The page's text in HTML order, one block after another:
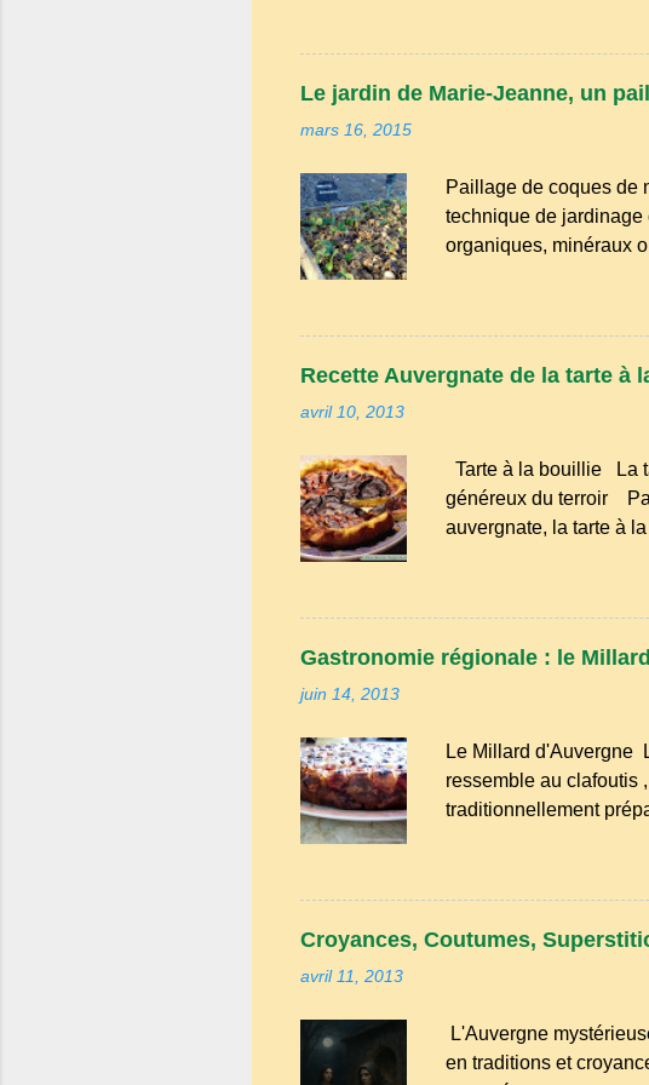
nord-occitan . Bien
il reste une langue
des mots typiques
désigner quelqu'un de
Le jardin de Marie-Jeanne, un
mars 16, 2015
Paillage de coques de
technique de
organiques, minéraux
l'évaporation de l'eau
herbes : Il empêche la
adventices. Protection
de la chaleur
pour enfin m'occuper
sont à l...
Recette Auvergnate de la tarte à
avril 10, 2013
Tarte à la bouillie La
généreux du terroir
auvergnate, la tarte à
grandes tablées
pleines de tendresse.
Haute‑Loire, cette
ingrédients les plus
ferme, les œufs du
Gastronomie régionale : le
juin 14, 2013
Le Millard d'Auvergne
ressemble au clafoutis
traditionnellement
Millard aux cerises.
recommande . Il faut
pincée de sel et 30 g
dénoyauter de
Croyances, Coutumes,
avril 11, 2013
L'Auvergne
en traditions et